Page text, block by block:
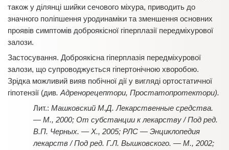
також у ділянці шийки сечового міхура, приводить до
значного поліпшення уродинаміки та зменшення основних
проявів симптомів доброякісної гіперплазії передміхурової
залози.
Застосування. Доброякісна гіперплазія передміхурової
залози, що супроводжується гіпертонічною хворобою.
Зрідка можливий вияв побічної дії у вигляді ортостатичної
гіпотензії (див. Адренорецептори, Простатопротектори).
Машковский М.Д. Лекарственные средства.
— М., 2000; От субстанции к лекарству / Под ред.
В.П. Черных. — Х., 2005; РЛС — Энциклопедия
лекарств / Под ред. Г.Л. Вышковского. — М., 2002;